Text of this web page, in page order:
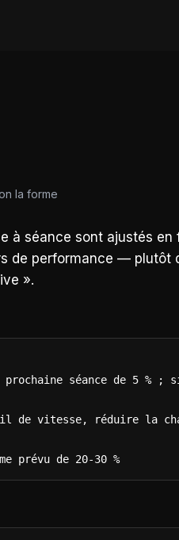
la forme
à séance sont ajustés
de performance — plutôt
».
séance de 5 % ; si
de vitesse, réduire la
prévu de 20-30 %